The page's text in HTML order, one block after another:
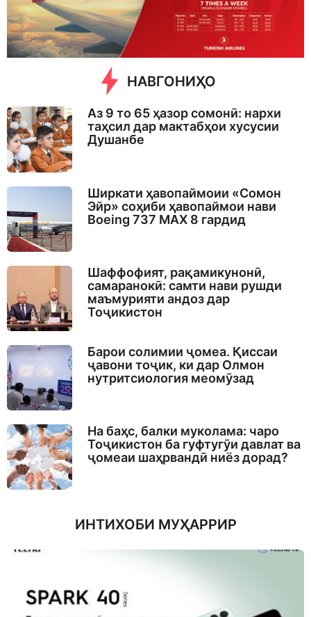
g
o
НАВГОНИҲО
Аз 9 то 65 ҳазор сомонӣ: нархи
таҳсил дар мактабҳои хусусии
Душанбе
Ширкати ҳавопаймоии «Сомон
Эйр» соҳиби ҳавопаймои нави
Boeing 737 MAX 8 гардид
Шаффофият, рақамикунонӣ,
самаранокӣ: самти нави рушди
маъмурияти андоз дар
Тоҷикистон
Барои солимии ҷомеа. Қиссаи
ҷавони тоҷик, ки дар Олмон
нутритсиология меомӯзад
На баҳс, балки муколама: чаро
Тоҷикистон ба гуфтугӯи давлат ва
ҷомеаи шаҳрвандӣ ниёз дорад?
ИНТИХОБИ МУҲАРРИР